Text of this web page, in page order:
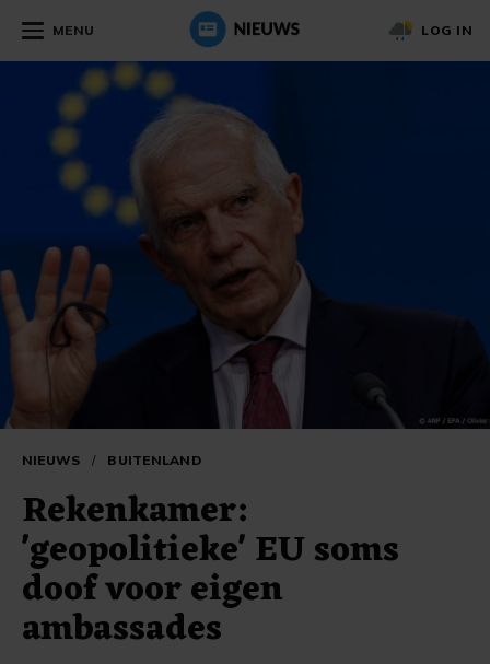
MENU LOG IN
NIEUWS / BUITENLAND
Rekenkamer:
'geopolitieke' EU soms
doof voor eigen
ambassades